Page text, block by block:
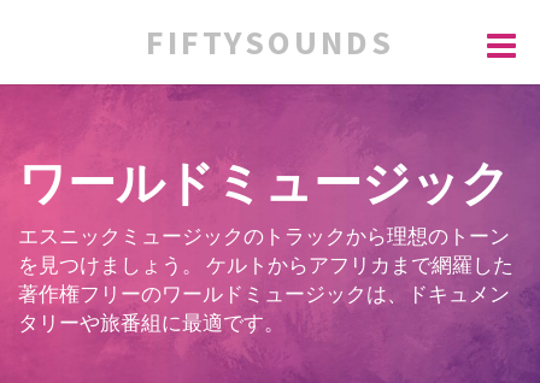
FIFTYSOUNDS
ワールドミュージック
エスニックミュージックのトラックから理想のトーン
を見つけましょう。 ケルトからアフリカまで網羅した
著作権フリーのワールドミュージックは、ドキュメン
タリーや旅番組に最適です。